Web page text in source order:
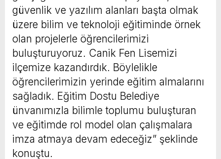
güvenlik ve yazılım alanları başta olmak
üzere bilim ve teknoloji eğitiminde örnek
olan projelerle öğrencilerimizi
buluşturuyoruz. Canik Fen Lisemizi
ilçemize kazandırdık. Böylelikle
öğrencilerimizin yerinde eğitim almalarını
sağladık. Eğitim Dostu Belediye
ünvanımızla bilimle toplumu buluşturan
ve eğitimde rol model olan çalışmalara
imza atmaya devam edeceğiz” şeklinde
konuştu.